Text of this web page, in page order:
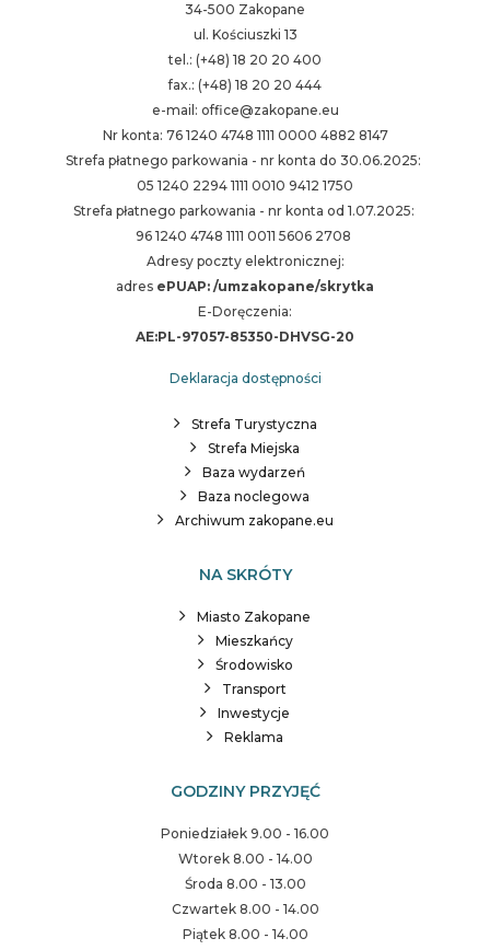
34-500 Zakopane
ul. Kościuszki 13
tel.: (+48) 18 20 20 400
fax.: (+48) 18 20 20 444
e-mail: office@zakopane.eu
Nr konta: 76 1240 4748 1111 0000 4882 8147
Strefa płatnego parkowania - nr konta do 30.06.2025:
05 1240 2294 1111 0010 9412 1750
Strefa płatnego parkowania - nr konta od 1.07.2025:
96 1240 4748 1111 0011 5606 2708
Adresy poczty elektronicznej:
adres ePUAP: /umzakopane/skrytka
E-Doręczenia:
AE:PL-97057-85350-DHVSG-20
Deklaracja dostępności
Strefa Turystyczna
Strefa Miejska
Baza wydarzeń
Baza noclegowa
Archiwum zakopane.eu
NA SKRÓTY
Miasto Zakopane
Mieszkańcy
Środowisko
Transport
Inwestycje
Reklama
GODZINY PRZYJĘĆ
Poniedziałek 9.00 - 16.00
Wtorek 8.00 - 14.00
Środa 8.00 - 13.00
Czwartek 8.00 - 14.00
Piątek 8.00 - 14.00